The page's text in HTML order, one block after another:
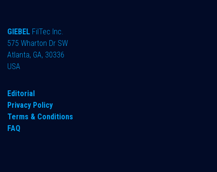
GIEBEL FilTec Inc.
575 Wharton Dr SW
Atlanta, GA, 30336
USA
Editorial
Privacy Policy
Terms & Conditions
FAQ